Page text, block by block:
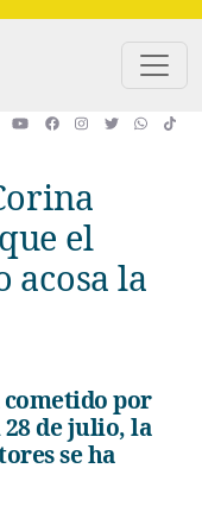
el
acosa la
de julio, la
se ha